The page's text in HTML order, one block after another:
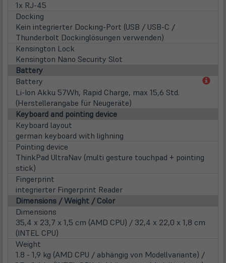
1x RJ-45
Docking
Kein integrierter Docking-Port (USB / USB-C /
Thunderbolt Dockinglösungen verwenden)
Kensington Lock
Kensington Nano Security Slot
Battery
Battery
Li-Ion Akku 57Wh, Rapid Charge, max 15,6 Std.
(Herstellerangabe für Neugeräte)
Keyboard and pointing device
Keyboard layout
german keyboard with lighning
Pointing device
ThinkPad UltraNav (multi gesture touchpad + pointing
stick)
Fingerprint
integrierter Fingerprint Reader
Dimensions / Weight / Color
Dimensions
35,4 x 23,7 x 1,5 cm (AMD CPU) / 32,4 x 22,0 x 1,8 cm
(INTEL CPU)
Weight
1.8 - 1,9 kg (AMD CPU / abhängig von Modellvariante) /